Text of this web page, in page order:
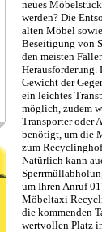
neues
werden? Die
alten Möbel
Beseitigung von
den meisten
Herausforderung.
Gewicht der
ein leichtes
möglich, zudem
Transporter oder
benötigt, um die
zum
Natürlich kann
um Ihren Anruf
Möbeltaxi
die kommenden
wertvollen Platz